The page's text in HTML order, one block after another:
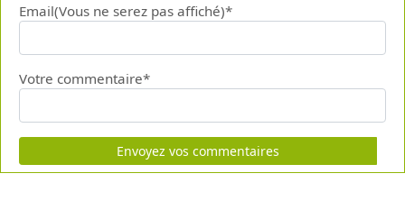
Email(Vous ne serez pas affiché)*
Votre commentaire*
Envoyez vos commentaires